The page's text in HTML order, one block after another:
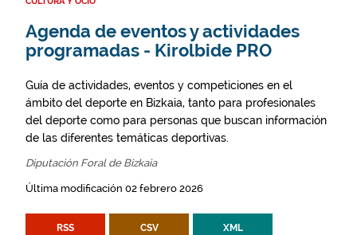
Agenda de eventos y actividades
programadas - Kirolbide PRO
Guía de actividades, eventos y competiciones en el
ámbito del deporte en Bizkaia, tanto para profesionales
del deporte como para personas que buscan información
de las diferentes temáticas deportivas.
Diputación Foral de Bizkaia
Última modificación 02 febrero 2026
RSS CSV XML